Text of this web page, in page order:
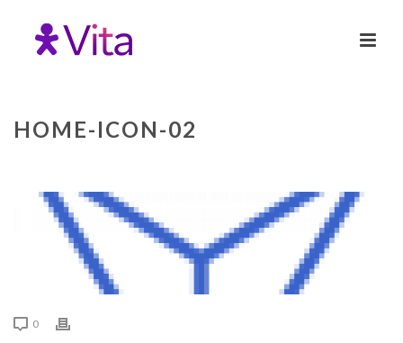
HOME-ICON-02
0